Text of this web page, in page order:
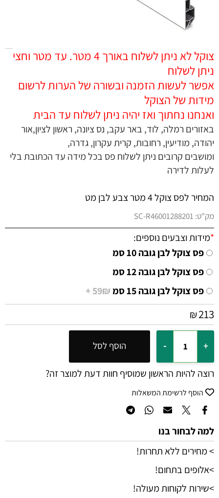
צוקל לא ניתן לשלוח באורך 4 מטר. עד מטר וחצי
ניתן לשלוח
אפשר לעשות הזמנה ובשורה של הערות לרשום
מידות של הצוקל
ואנחנו נחתוך ואז יהיה ניתן לשלוח עד הבית
באזורים רמלה, לוד, באר עקב, נס ציונה, ראשון לציון,אור
יהודה, מודיעין, רחובות, קרית עקרון, גדרה,
ומושבים קרובים ניתן לשלוח פס בכל מידה עד הכתובת בלי
לעלות לדירה
המחיר לפס צוקל 4 מטר צבע לבן מט
מק"ט: SC-R46001288201
*מידות וצבעים נוספים:
פס צוקל לבן גובה 10 סמ
פס צוקל לבן גובה 12 סמ
פס צוקל לבן גובה 15 סמ
59₪ +
₪213
הוסף לסל
רוצה להיות הראשון שמוסיף חוות דעת למוצר זה?
הוסף לרשימת המשאלות
למה לבחור בנו
> מחירים ללא תחרות!
>אלופים בתחום!
>שירות לקוחות מעולה!